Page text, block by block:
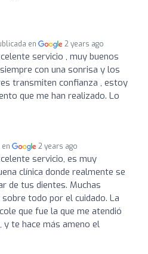
en 2 years ago
servicio , muy buenos
con una sonrisa y los
transmiten confianza , estoy
que me han realizado. Lo
en 2 years ago
servicio, es muy
clínica donde realmente se
de tus dientes. Muchas
todo por el cuidado. La
que fue la que me atendió
y te hace más ameno el